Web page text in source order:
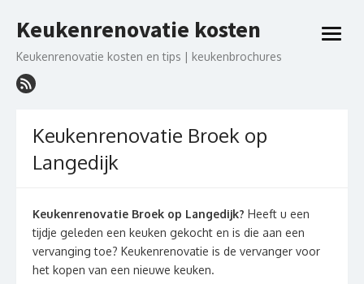
naar
inhoud
Keukenrenovatie kosten
Keukenrenovatie kosten en tips | keukenbrochures
open
Keukenrenovatie Broek op
Langedijk
Keukenrenovatie Broek op Langedijk? Heeft u een
tijdje geleden een keuken gekocht en is die aan een
vervanging toe? Keukenrenovatie is de vervanger voor
het kopen van een nieuwe keuken.